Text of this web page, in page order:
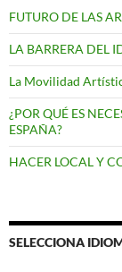
FUTURO DE LAS
LA BARRERA DEL
La Movilidad
¿POR QUÉ ES
ESPAÑA?
HACER LOCAL Y
SELECCIONA